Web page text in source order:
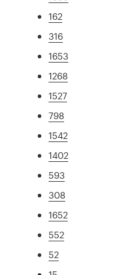
162
316
1653
1268
1527
798
1542
1402
593
308
1652
552
52